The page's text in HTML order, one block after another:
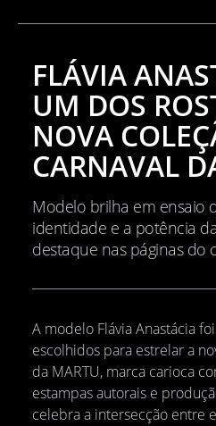
FLÁVIA
UM DOS
NOVA
CARNAVAL
Modelo brilha em ensaio
identidade e a potência
destaque nas páginas do
A modelo Flávia Anastácia
escolhidos para estrelar a
da MARTU, marca carioca
estampas autorais e
celebra a intersecção entre